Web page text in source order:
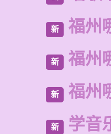
新 福州
新 福州
新 福州
新 学音